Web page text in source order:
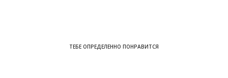
ТЕБЕ ОПРЕДЕЛЕННО ПОНРАВИТСЯ